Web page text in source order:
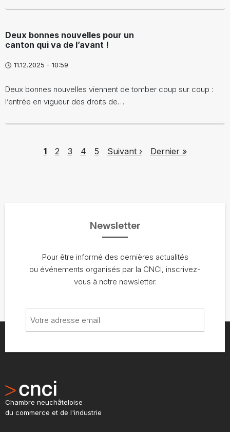
Deux bonnes nouvelles pour un
canton qui va de l’avant !
11.12.2025 - 10:59
Deux bonnes nouvelles viennent de tomber coup sur coup :
l’entrée en vigueur des droits de…
Page
1 Page
2 Page
3 Page
4 Page
5 Next page
Suivant › Last page
Dernier »
Newsletter
Pour être informé des dernières actualités
ou événements organisés par la CNCI, inscrivez-
vous à notre newsletter.
Chambre neuchâteloise
du commerce et de l'industrie